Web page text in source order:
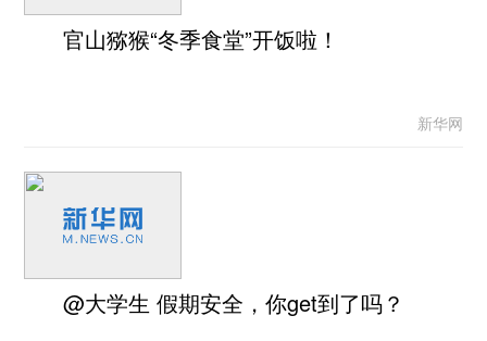
官山猕猴“冬季食堂”开饭啦！
新华网
@大学生 假期安全，你get到了吗？